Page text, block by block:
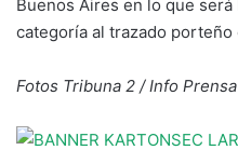
Buenos Aires en lo que
categoría al trazado
Fotos Tribuna 2 / Info